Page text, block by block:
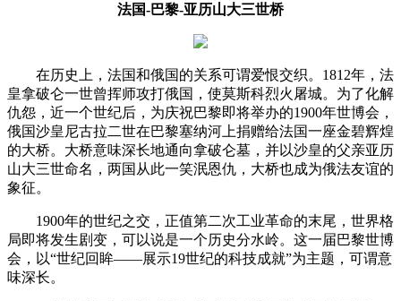
法国-巴黎-亚历山大三世桥
在历史上，法国和俄国的关系可谓爱恨交织。1812年，法
皇拿破仑一世曾挥师攻打俄国，使莫斯科烈火屠城。为了化解
仇怨，近一个世纪后，为庆祝巴黎即将举办的1900年世博会，
俄国沙皇尼古拉二世在巴黎塞纳河上捐赠给法国一座金碧辉煌
的大桥。大桥意味深长地通向拿破仑墓，并以沙皇的父亲亚历
山大三世命名，两国从此一笑泯恩仇，大桥也成为俄法友谊的
象征。
1900年的世纪之交，正值第二次工业革命的末尾，世界格
局即将发生剧变，可以说是一个历史分水岭。这一届巴黎世博
会，以“世纪回眸——展示19世纪的科技成就”为主题，可谓意
味深长。